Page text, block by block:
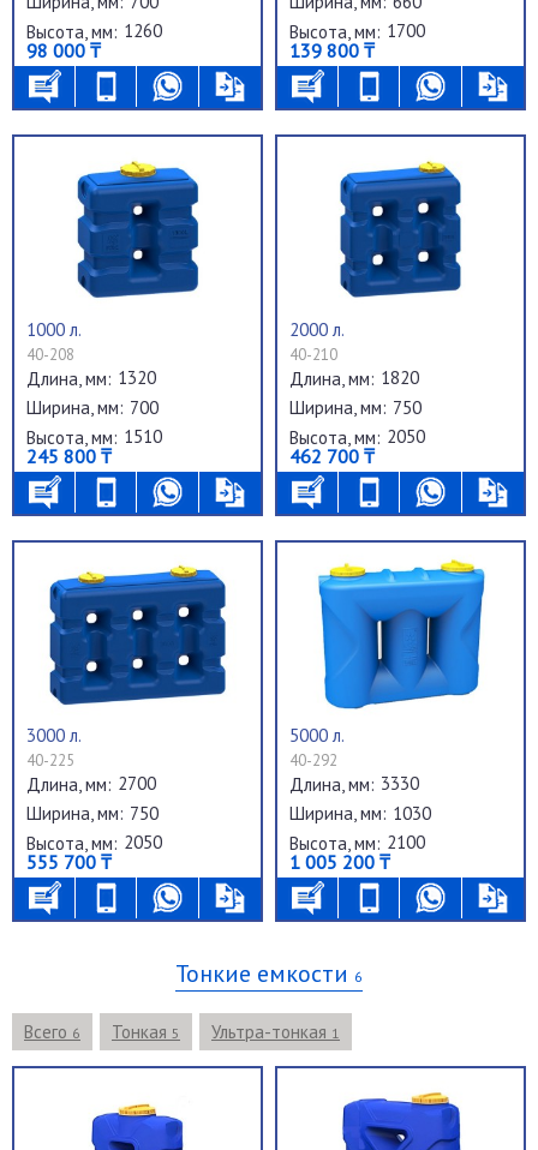
Высота, мм: 1260
98 000 ₸
Высота, мм: 1700
139 800 ₸
1000 л.
40-208
Длина, мм: 1320
Ширина, мм: 700
Высота, мм: 1510
245 800 ₸
2000 л.
40-210
Длина, мм: 1820
Ширина, мм: 750
Высота, мм: 2050
462 700 ₸
3000 л.
40-225
Длина, мм: 2700
Ширина, мм: 750
Высота, мм: 2050
555 700 ₸
5000 л.
40-292
Длина, мм: 3330
Ширина, мм: 1030
Высота, мм: 2100
1 005 200 ₸
Тонкие емкости 6
Всего 6 Тонкая 5 Ультра-тонкая 1